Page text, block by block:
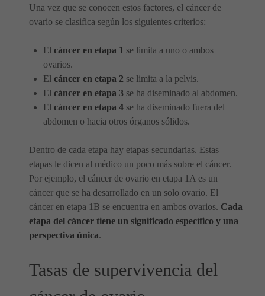
Una vez que se conocen estos factores, el cáncer de
ovario se clasifica según los siguientes criterios:
El cáncer en etapa 1 se limita a uno o ambos
ovarios.
El cáncer en etapa 2 se limita a la pelvis.
El cáncer en etapa 3 se ha diseminado al abdomen.
El cáncer en etapa 4 se ha diseminado fuera del
abdomen o hacia otros órganos sólidos.
Dentro de cada etapa hay etapas secundarias. Estas
etapas le dicen al médico un poco más sobre el cáncer.
Por ejemplo, el cáncer de ovario en etapa 1A es un
cáncer que se ha desarrollado en un solo ovario. El
cáncer en etapa 1B se encuentra en ambos ovarios. Cada
etapa del cáncer tiene un significado específico y una
perspectiva única.
Tasas de supervivencia del